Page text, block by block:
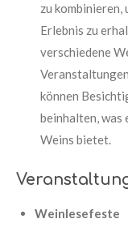
zu
Erlebnis zu
verschiedene
können
beinhalten, was
Weins bietet.
Weinlesefeste